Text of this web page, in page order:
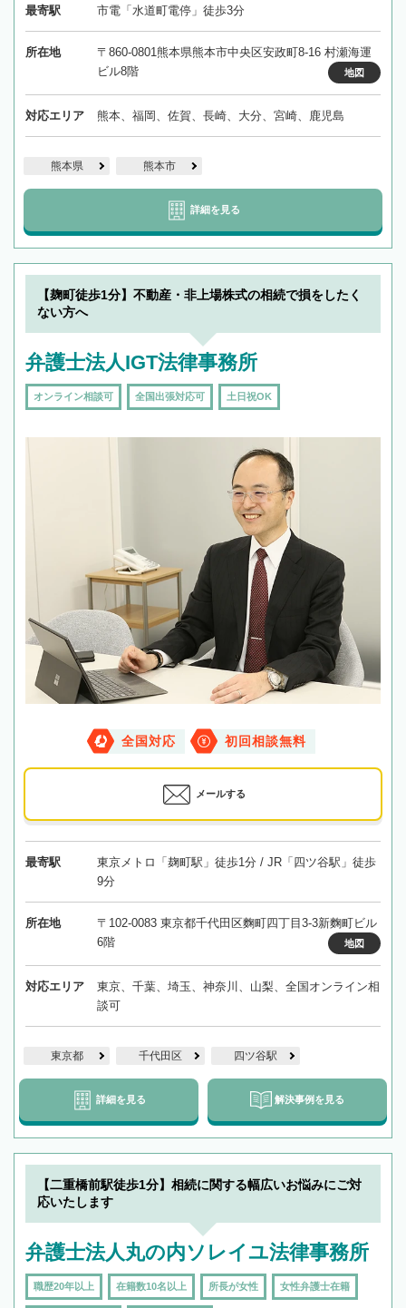
最寄駅 市電「水道町電停」徒歩3分
所在地
〒860-0801熊本県熊本市中央区安政町8-16 村瀬海運
ビル8階
地図
対応エリア 熊本、福岡、佐賀、長崎、大分、宮崎、鹿児島
熊本県 熊本市
詳細を見る
【麹町徒歩1分】不動産・非上場株式の相続で損をしたく
ない方へ
弁護士法人IGT法律事務所
オンライン相談可 全国出張対応可 土日祝OK
全国対応 初回相談無料
メールする
最寄駅
東京メトロ「麹町駅」徒歩1分 / JR「四ツ谷駅」徒歩
9分
所在地
〒102-0083 東京都千代田区麴町四丁目3-3新麴町ビル
6階
地図
対応エリア
東京、千葉、埼玉、神奈川、山梨、全国オンライン相
談可
東京都 千代田区 四ツ谷駅
詳細を見る 解決事例を見る
【二重橋前駅徒歩1分】相続に関する幅広いお悩みにご対
応いたします
弁護士法人丸の内ソレイユ法律事務所
職歴20年以上 在籍数10名以上 所長が女性 女性弁護士在籍